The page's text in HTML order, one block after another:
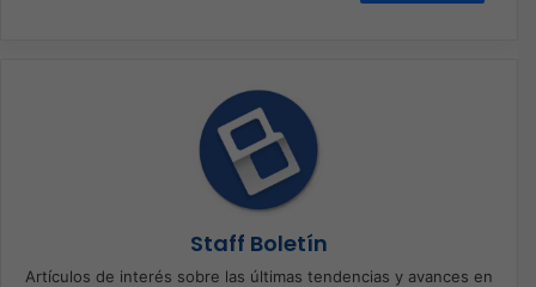
Staff Boletín
Artículos de interés sobre las últimas tendencias y avances en